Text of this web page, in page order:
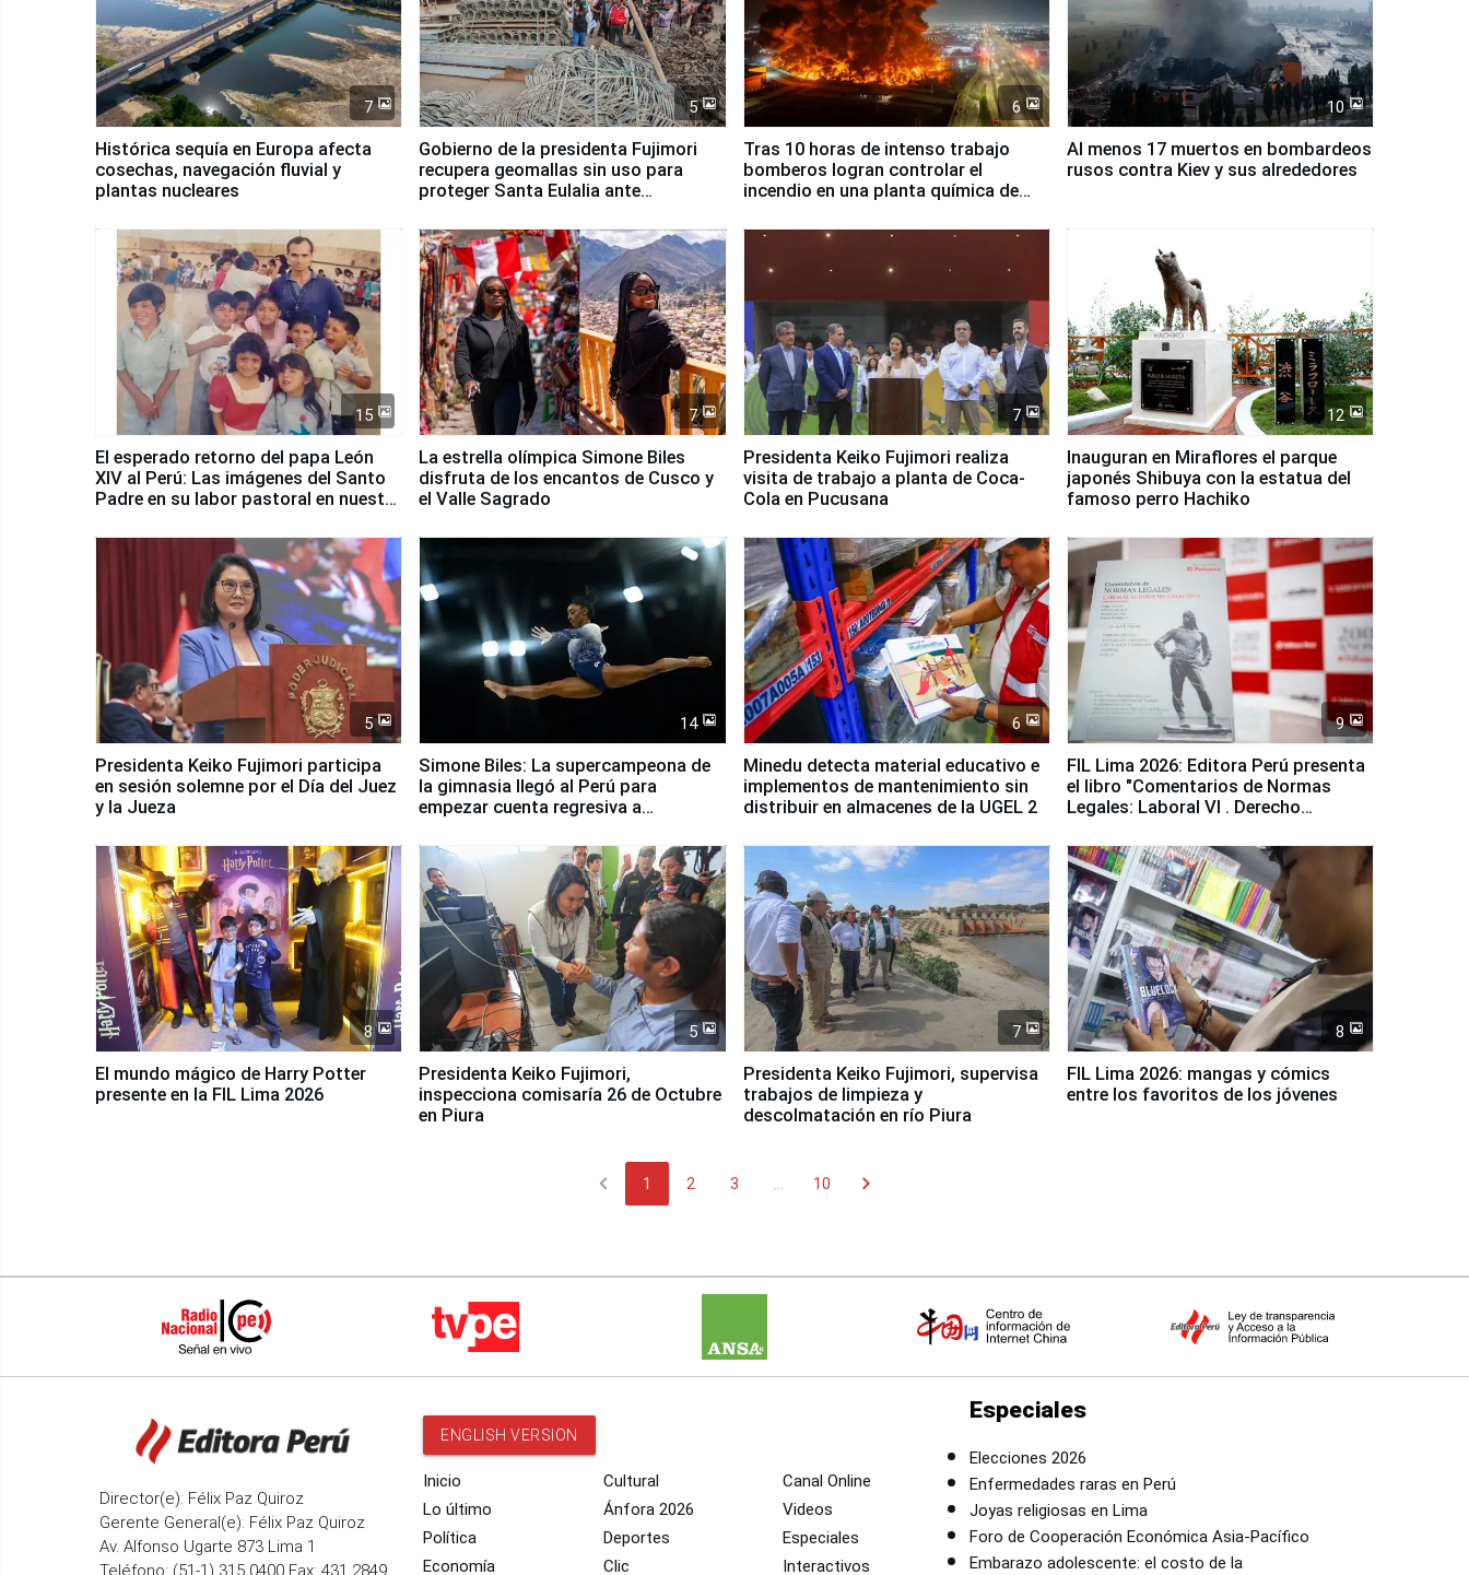
7
Histórica sequía en Europa afecta
cosechas, navegación fluvial y
plantas nucleares
5
Gobierno de la presidenta Fujimori
recupera geomallas sin uso para
proteger Santa Eulalia ante
6
Tras 10 horas de intenso trabajo
bomberos logran controlar el
incendio en una planta química de
10
Al menos 17 muertos en bombardeos
rusos contra Kiev y sus alrededores
15
El esperado retorno del papa León
XIV al Perú: Las imágenes del Santo
Padre en su labor pastoral en nuestro
7
La estrella olímpica Simone Biles
disfruta de los encantos de Cusco y
el Valle Sagrado
7
Presidenta Keiko Fujimori realiza
visita de trabajo a planta de Coca-
Cola en Pucusana
12
Inauguran en Miraflores el parque
japonés Shibuya con la estatua del
famoso perro Hachiko
5
Presidenta Keiko Fujimori participa
en sesión solemne por el Día del Juez
y la Jueza
14
Simone Biles: La supercampeona de
la gimnasia llegó al Perú para
empezar cuenta regresiva a
6
Minedu detecta material educativo e
implementos de mantenimiento sin
distribuir en almacenes de la UGEL 2
9
FIL Lima 2026: Editora Perú presenta
el libro "Comentarios de Normas
Legales: Laboral Vl . Derecho
8
El mundo mágico de Harry Potter
presente en la FIL Lima 2026
5
Presidenta Keiko Fujimori,
inspecciona comisaría 26 de Octubre
en Piura
7
Presidenta Keiko Fujimori, supervisa
trabajos de limpieza y
descolmatación en río Piura
8
FIL Lima 2026: mangas y cómics
entre los favoritos de los jóvenes
chevron_left 1 2 3 10 chevron_right
Director(e): Félix Paz Quiroz
Gerente General(e): Félix Paz Quiroz
Av. Alfonso Ugarte 873 Lima 1
Teléfono: (51-1) 315 0400 Fax: 431 2849
ENGLISH VERSION
Inicio
Lo último
Política
Economía
Cultural
Ánfora 2026
Deportes
Clic
Canal Online
Videos
Especiales
Interactivos
Especiales
Elecciones 2026
Enfermedades raras en Perú
Joyas religiosas en Lima
Foro de Cooperación Económica Asia-Pacífico
Embarazo adolescente: el costo de la